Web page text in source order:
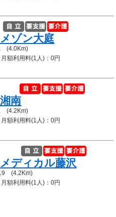
ゾン大庭
(4.0Km)
額利用料(1人)：0円
南
(4.2Km)
額利用料(1人)：0円
ディカル藤沢
(4.2Km)
額利用料(1人)：0円